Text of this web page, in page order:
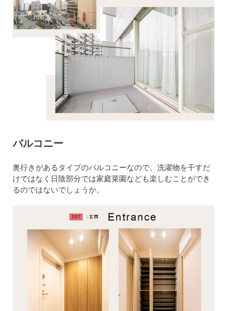
バルコニー
奥行きがあるタイプのバルコニーなので、洗濯物を干すだ
けではなく日陰部分では家庭菜園なども楽しむことができ
るのではないでしょうか。